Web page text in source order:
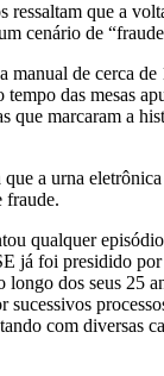
ressaltam que a
cenário de
manual de cerca
das mesas
que marcaram a
a urna
fraude.
qualquer
já foi presidido
dos seus 25
sucessivos
com diversas